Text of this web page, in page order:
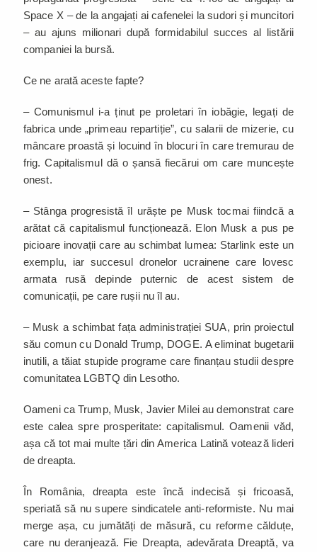
Space X – de la angajați ai cafenelei la sudori și muncitori
– au ajuns milionari după formidabilul succes al listării
companiei la bursă.
Ce ne arată aceste fapte?
– Comunismul i-a ținut pe proletari în iobăgie, legați de
fabrica unde „primeau repartiție”, cu salarii de mizerie, cu
mâncare proastă și locuind în blocuri în care tremurau de
frig. Capitalismul dă o șansă fiecărui om care muncește
onest.
– Stânga progresistă îl urăște pe Musk tocmai fiindcă a
arătat că capitalismul funcționează. Elon Musk a pus pe
picioare inovații care au schimbat lumea: Starlink este un
exemplu, iar succesul dronelor ucrainene care lovesc
armata rusă depinde puternic de acest sistem de
comunicații, pe care rușii nu îl au.
– Musk a schimbat fața administrației SUA, prin proiectul
său comun cu Donald Trump, DOGE. A eliminat bugetarii
inutili, a tăiat stupide programe care finanțau studii despre
comunitatea LGBTQ din Lesotho.
Oameni ca Trump, Musk, Javier Milei au demonstrat care
este calea spre prosperitate: capitalismul. Oamenii văd,
așa că tot mai multe țări din America Latină votează lideri
de dreapta.
În România, dreapta este încă indecisă și fricoasă,
speriată să nu supere sindicatele anti-reformiste. Nu mai
merge așa, cu jumătăți de măsură, cu reforme călduțe,
care nu deranjează. Fie Dreapta, adevărata Dreaptă, va